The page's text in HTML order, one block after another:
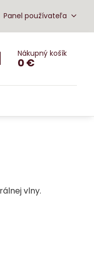
Panel používateľa
Nákupný košík
0 €
vlny.